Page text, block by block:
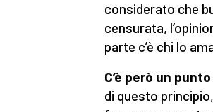
considerato che
censurata,
parte c’è chi lo
C’è però un
di questo